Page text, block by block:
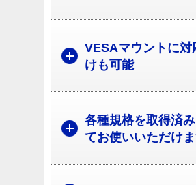
VESAマウントに対
けも可能
各種規格を取得済
てお使いいただけ